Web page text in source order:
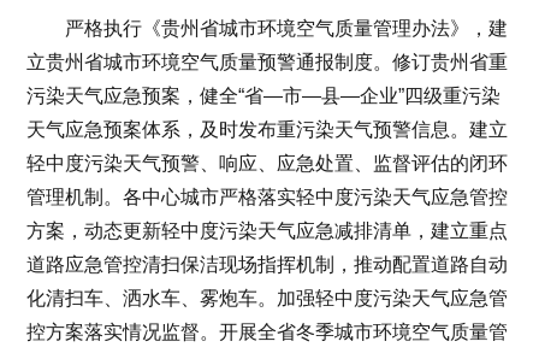
严格执行《贵州省城市环境空气质量管理办法》，建
立贵州省城市环境空气质量预警通报制度。修订贵州省重
污染天气应急预案，健全“省—市—县—企业”四级重污染
天气应急预案体系，及时发布重污染天气预警信息。建立
轻中度污染天气预警、响应、应急处置、监督评估的闭环
管理机制。各中心城市严格落实轻中度污染天气应急管控
方案，动态更新轻中度污染天气应急减排清单，建立重点
道路应急管控清扫保洁现场指挥机制，推动配置道路自动
化清扫车、洒水车、雾炮车。加强轻中度污染天气应急管
控方案落实情况监督。开展全省冬季城市环境空气质量管